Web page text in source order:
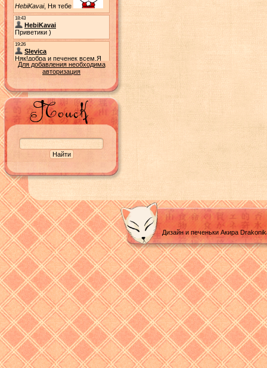
Для добавления необходима
авторизация
Дизайн и печеньки Акира